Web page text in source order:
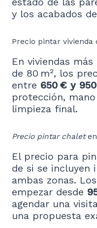
y los acabados
Precio pintar vivienda
En viviendas
de 80 m², los
entre 650 € y
protección,
limpieza final.
Precio pintar chaleten
El precio para
de si se incluyen
ambas zonas.
empezar desde
agendar una
una propuesta